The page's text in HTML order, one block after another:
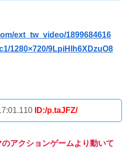
ext_tw_video/1899684616
1280×720/9LpiHlh6XDzuO8
ID:/p.taJFZ/
アクションゲームより動いて